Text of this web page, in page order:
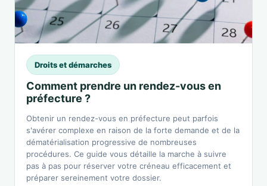
Droits et démarches
Comment prendre un rendez-vous en
préfecture ?
Obtenir un rendez-vous en préfecture peut parfois
s'avérer complexe en raison de la forte demande et de la
dématérialisation progressive de nombreuses
procédures. Ce guide vous détaille la marche à suivre
pas à pas pour réserver votre créneau efficacement et
préparer sereinement votre dossier.